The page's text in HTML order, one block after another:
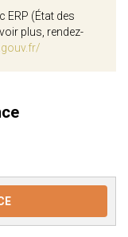
ERP (État des
plus, rendez-